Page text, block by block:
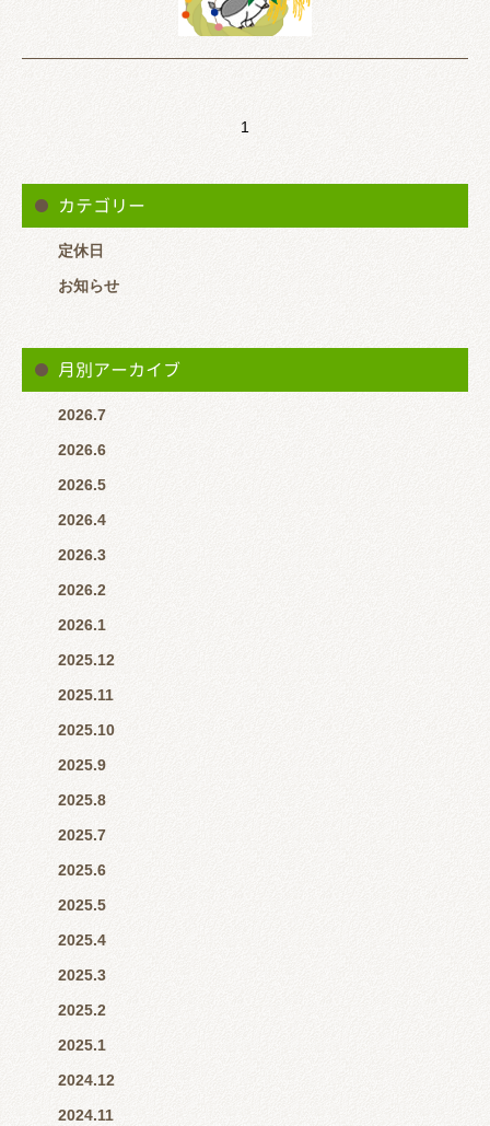
１月２日（木）休診
2020年（令和２年）は１月４日（土）から通常通り施術してお
ります。
ご迷惑をおかけしますがよろしくお願いいたします。
1
カテゴリー
定休日
お知らせ
月別アーカイブ
2026.7
2026.6
2026.5
2026.4
2026.3
2026.2
2026.1
2025.12
2025.11
2025.10
2025.9
2025.8
2025.7
2025.6
2025.5
2025.4
2025.3
2025.2
2025.1
2024.12
2024.11